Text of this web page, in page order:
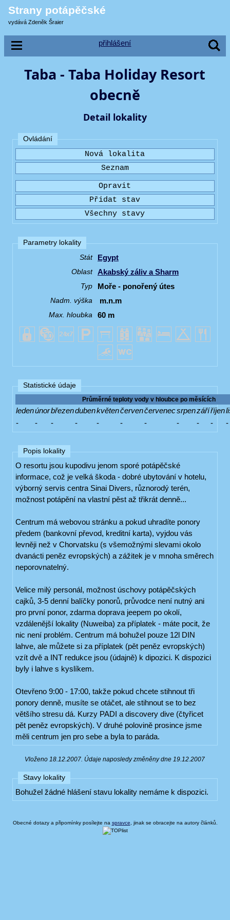
Strany potápěčské
vydává Zdeněk Šraier
přihlášení
Taba - Taba Holiday Resort
obecně
Detail lokality
Ovládání
Parametry lokality
Stát
Egypt
Oblast Akabský záliv a Sharm
Typ Moře - ponořený útes
Nadm. výška m.n.m
Max. hloubka 60 m
Statistické údaje
Průměrné teploty vody v hloubce po měsících
ledenúnorbřezendubenkvětenčervenčervenecsrpenzáříříjen
-
- - - - - - - - - -
Popis lokality
O resortu jsou kupodivu jenom sporé potápěčské
informace, což je velká škoda - dobré ubytování v hotelu,
výborný servis centra Sinai Divers, různorodý terén,
možnost potápění na vlastní pěst až třikrát denně...
Centrum má webovou stránku a pokud uhradíte ponory
předem (bankovní převod, kreditní karta), vyjdou vás
levněji než v Chorvatsku (s všemožnými slevami okolo
dvanácti peněz evropských) a zážitek je v mnoha směrech
neporovnatelný.
Velice milý personál, možnost úschovy potápěčských
cajků, 3-5 denní balíčky ponorů, průvodce není nutný ani
pro první ponor, zdarma doprava jeepem po okolí,
vzdálenější lokality (Nuweiba) za příplatek - máte pocit, že
nic není problém. Centrum má bohužel pouze 12l DIN
lahve, ale můžete si za příplatek (pět peněz evropských)
vzít dvě a INT redukce jsou (údajně) k dipozici. K dispozici
byly i lahve s kyslíkem.
Otevřeno 9:00 - 17:00, takže pokud chcete stihnout tři
ponory denně, musíte se otáčet, ale stihnout se to bez
většího stresu dá. Kurzy PADI a discovery dive (čtyřicet
pět peněz evropských). V druhé polovině prosince jsme
měli centrum jen pro sebe a byla to paráda.
Vloženo 18.12.2007. Údaje naposledy změněny dne 19.12.2007
Stavy lokality
Bohužel žádné hlášení stavu lokality nemáme k dispozici.
Obecné dotazy a připomínky posílejte na spravce , jinak se obracejte na autory článků.